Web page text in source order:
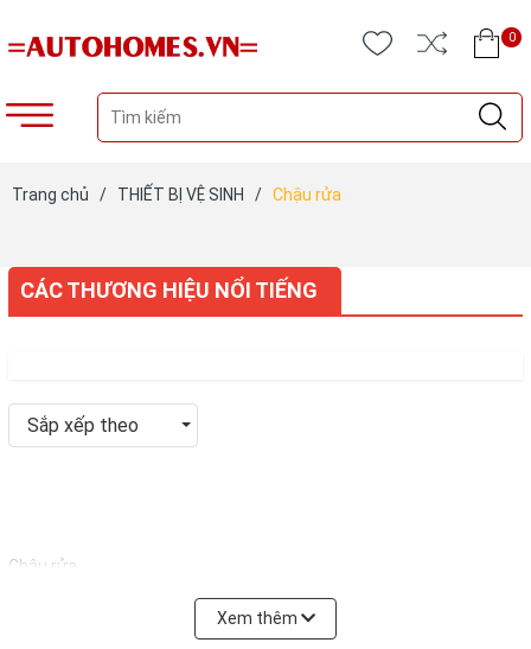
0
Trang chủ / THIẾT BỊ VỆ SINH / Chậu rửa
CÁC THƯƠNG HIỆU NỔI TIẾNG
Sắp xếp theo
Chậu rửa
Xem thêm